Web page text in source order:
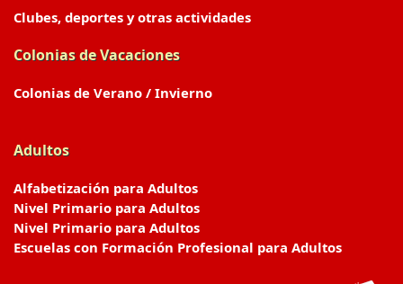
Clubes, deportes y otras actividades
Colonias de Vacaciones
Colonias de Verano / Invierno
Adultos
Alfabetización para Adultos
Nivel Primario para Adultos
Nivel Primario para Adultos
Escuelas con Formación Profesional para Adultos